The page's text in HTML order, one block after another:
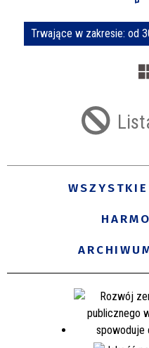
Szukana fraza
Trwające w zakresie: od